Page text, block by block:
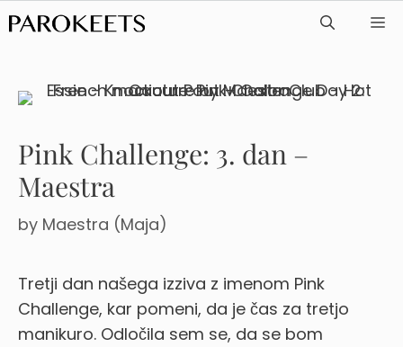
Skip
to
Pink Challenge: 3. dan –
Maestra
by Maestra (Maja)
Tretji dan našega izziva z imenom Pink
Challenge, kar pomeni, da je čas za tretjo
manikuro. Odločila sem se, da se bom